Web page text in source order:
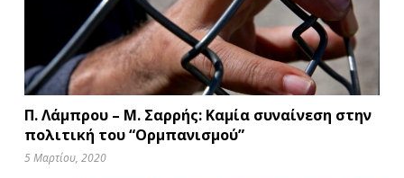
Π. Λάμπρου – Μ. Σαρρής: Καμία συναίνεση στην
πολιτική του “Ορμπανισμού”
5 Μαρτίου, 2020